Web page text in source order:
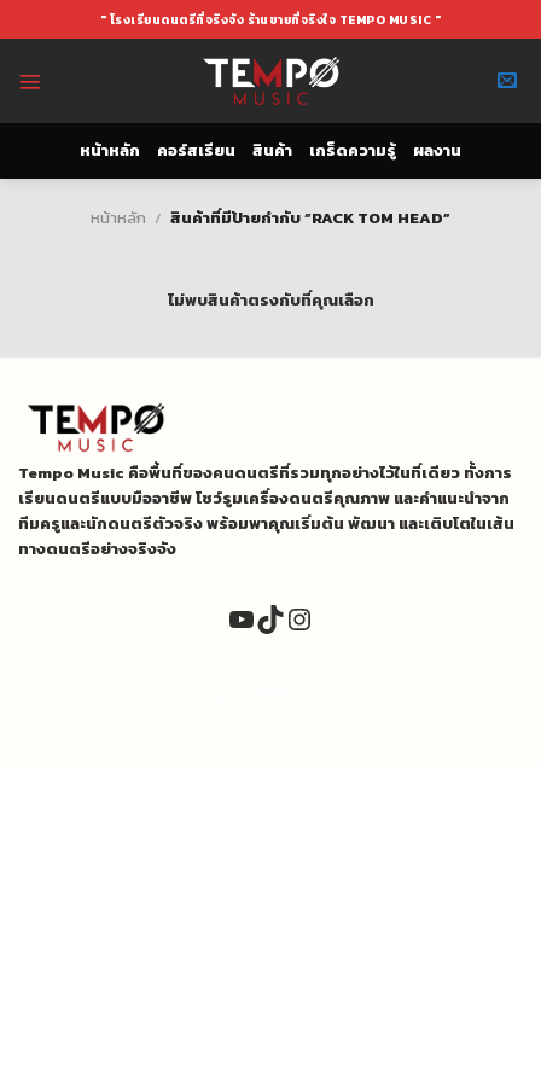
to
" โรงเรียนดนตรีที่จริงจัง ร้านขายที่จริงใจ TEMPO MUSIC "
หน้าหลัก คอร์สเรียน สินค้า เกร็ดความรู้ ผลงาน
หน้าหลัก / สินค้าที่มีป้ายกำกับ “RACK TOM HEAD”
ไม่พบสินค้าตรงกับที่คุณเลือก
Tempo Music คือพื้นที่ของคนดนตรีที่รวมทุกอย่างไว้ในที่เดียว ทั้งการ
เรียนดนตรีแบบมืออาชีพ โชว์รูมเครื่องดนตรีคุณภาพ และคำแนะนำจาก
ทีมครูและนักดนตรีตัวจริง พร้อมพาคุณเริ่มต้น พัฒนา และเติบโตในเส้น
ทางดนตรีอย่างจริงจัง
YouTube
TikTok
Instagram